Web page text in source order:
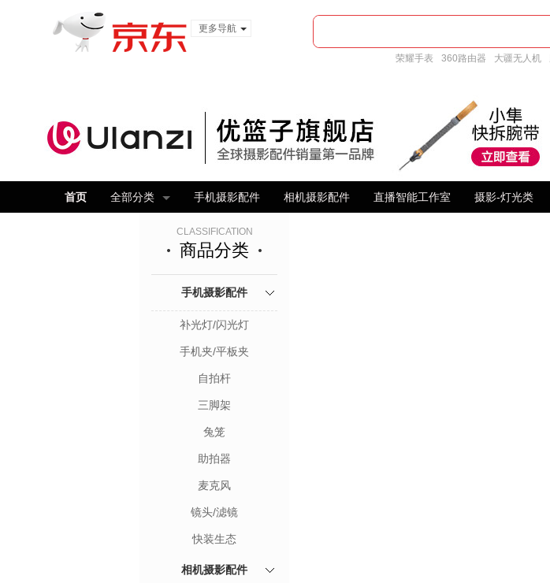
更多导航
荣耀手表 360路由器 大疆无人机
首页 全部分类 手机摄影配件 相机摄影配件 直播智能工作室 摄影-灯光类
CLASSIFICATION
商品分类
手机摄影配件
补光灯/闪光灯
手机夹/平板夹
自拍杆
三脚架
兔笼
助拍器
麦克风
镜头/滤镜
快装生态
相机摄影配件